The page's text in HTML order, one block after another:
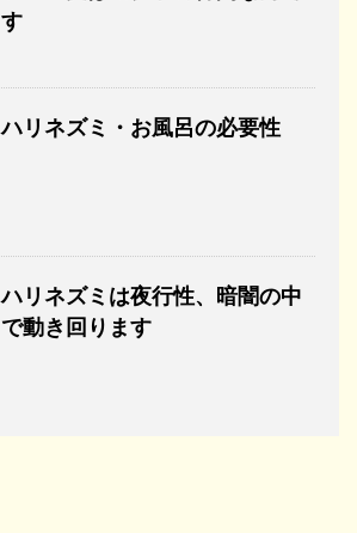
す
ハリネズミ・お風呂の必要性
ハリネズミは夜行性、暗闇の中
で動き回ります